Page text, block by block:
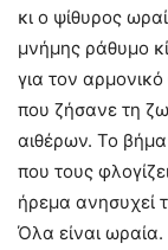
κι ο ψίθυρος
μνήμης ράθυμο
για τον
που ζήσανε τη
αιθέρων. Το
που τους
ήρεμα ανησυχεί
Όλα είναι